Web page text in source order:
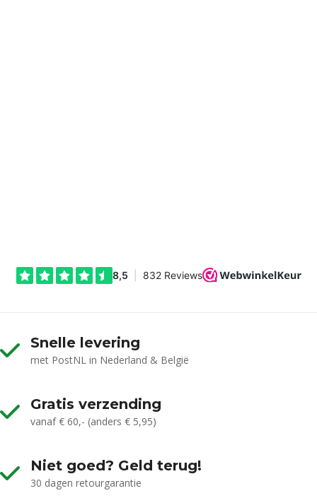
Snelle levering
met PostNL in Nederland & België
Gratis verzending
vanaf € 60,- (anders € 5,95)
Niet goed? Geld terug!
30 dagen retourgarantie